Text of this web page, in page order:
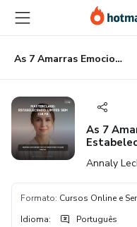
para
conteúdo
principal
para
pagamento
para
rodapé
As 7 Amarras Emocionais + Estabelecendo Limites sem Culpa
As 7
Annaly
Formato: Cursos Online e
Idioma: Português